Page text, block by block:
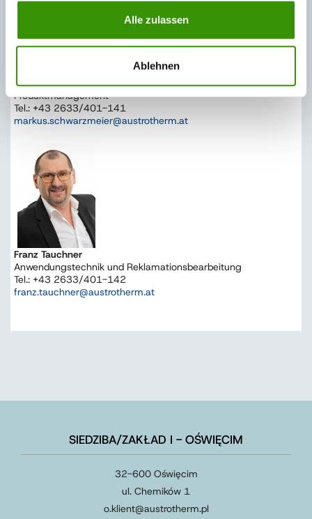
Alle zulassen
Ablehnen
Ing. Markus Schwarzmeier
Produktmanagement
Tel.: +43 2633/401-141
markus.schwarzmeier@austrotherm.at
Franz Tauchner
Anwendungstechnik und Reklamationsbearbeitung
Tel.: +43 2633/401-142
franz.tauchner@austrotherm.at
SIEDZIBA/ZAKŁAD I - OŚWIĘCIM
32-600 Oświęcim
ul. Chemików 1
o.klient@austrotherm.pl